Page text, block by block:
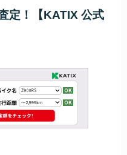
定！【KATIX 公式